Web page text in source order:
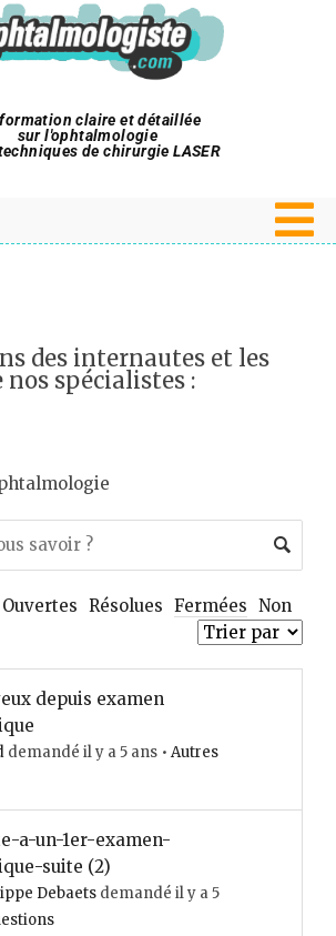
claire et détaillée
sur l'ophtalmologie
de chirurgie LASER
des internautes et les
nos spécialistes :
Ouvertes Résolues Fermées Non
depuis examen
demandé il y a 5 ans • Autres
a-un-1er-examen-
suite (2)
Debaets demandé il y a 5